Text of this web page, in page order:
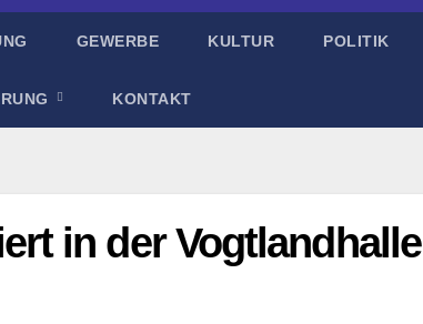
GEWERBE KULTUR POLITIK
KONTAKT
in der Vogtlandhalle